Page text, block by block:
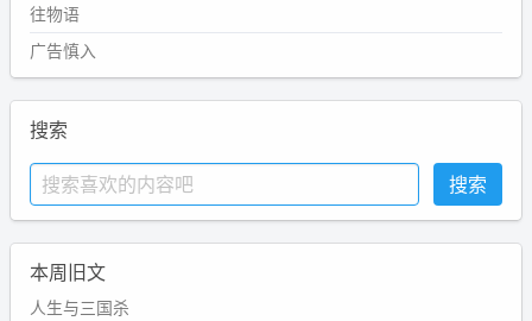
往物语
广告慎入
搜索
本周旧文
人生与三国杀